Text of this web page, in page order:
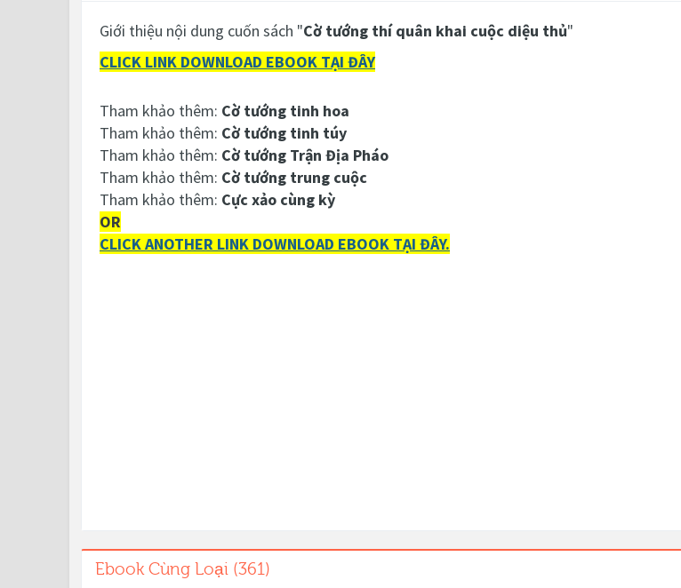
Giới thiệu nội dung cuốn sách "Cờ tướng thí quân khai cuộc diệu thủ"
CLICK LINK DOWNLOAD EBOOK TẠI ĐÂY
Tham khảo thêm: Cờ tướng tinh hoa
Tham khảo thêm: Cờ tướng tinh túy
Tham khảo thêm: Cờ tướng Trận Địa Pháo
Tham khảo thêm: Cờ tướng trung cuộc
Tham khảo thêm: Cực xảo cùng kỳ
OR
CLICK ANOTHER LINK DOWNLOAD EBOOK TẠI ĐÂY.
Ebook Cùng Loại (361)